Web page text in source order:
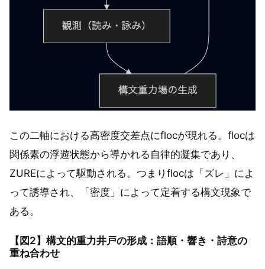
この二軸における高密度交差点にflocが現れる。flocは
関係素の浮遊状態から導かれる自律的凝集であり、
ZUREによって駆動される。つまりflocは「ズレ」によ
って誘導され、「密度」によって定着する構文現象で
ある。
【図2】構文的重力井戸の形成：語順・響き・詩意の
重ね合わせ